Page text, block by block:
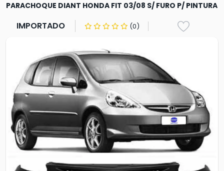
PARACHOQUE DIANT HONDA FIT 03/08 S/ FURO P/ PINTURA
IMPORTADO (0)